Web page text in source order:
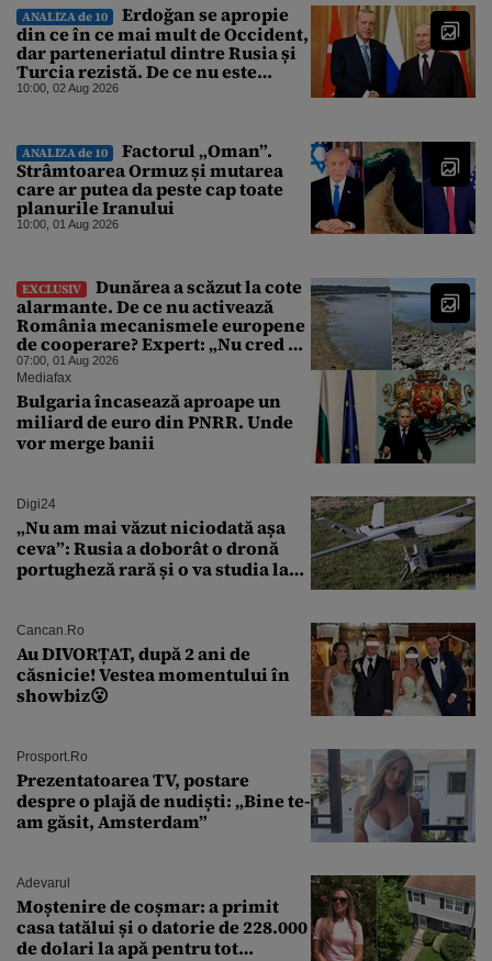
ANALIZA de 10
Erdoğan se apropie
din ce în ce mai mult de Occident,
dar parteneriatul dintre Rusia și
Turcia rezistă. De ce nu este
Moscova îngrijorată de
10:00, 02 Aug 2026
ANALIZA de 10
Factorul „Oman”.
Strâmtoarea Ormuz și mutarea
care ar putea da peste cap toate
planurile Iranului
10:00, 01 Aug 2026
EXCLUSIV
Dunărea a scăzut la cote
alarmante. De ce nu activează
România mecanismele europene
de cooperare? Expert: „Nu cred că
a sta și a aștepta ploaia reprezintă
o strategie viabilă”
07:00, 01 Aug 2026
Mediafax
Bulgaria încasează aproape un
miliard de euro din PNRR. Unde
vor merge banii
Digi24
„Nu am mai văzut niciodată așa
ceva”: Rusia a doborât o dronă
portugheză rară și o va studia la
Cancan.ro
Au DIVORȚAT, după 2 ani de
căsnicie! Vestea momentului în
showbiz😮
Prosport.ro
Prezentatoarea TV, postare
despre o plajă de nudiști: „Bine te-
am găsit, Amsterdam”
Adevarul
Moștenire de coșmar: a primit
casa tatălui și o datorie de 228.000
de dolari la apă pentru tot